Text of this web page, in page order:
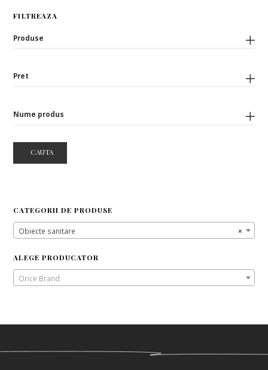
FILTREAZA
Produse
Pret
Nume produs
CAUTA
CATEGORII DE PRODUSE
×
Obiecte sanitare
ALEGE PRODUCATOR
Orice Brand